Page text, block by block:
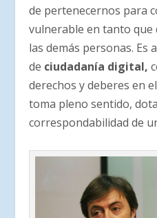
de pertenecernos para
vulnerable en tanto que
las demás personas. Es
de ciudadanía digital,
derechos y deberes en
toma pleno sentido,
correspondabilidad de